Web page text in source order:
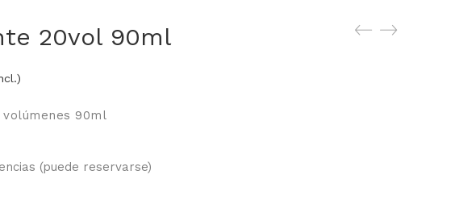
20vol 90ml
volúmenes 90ml
(puede reservarse)